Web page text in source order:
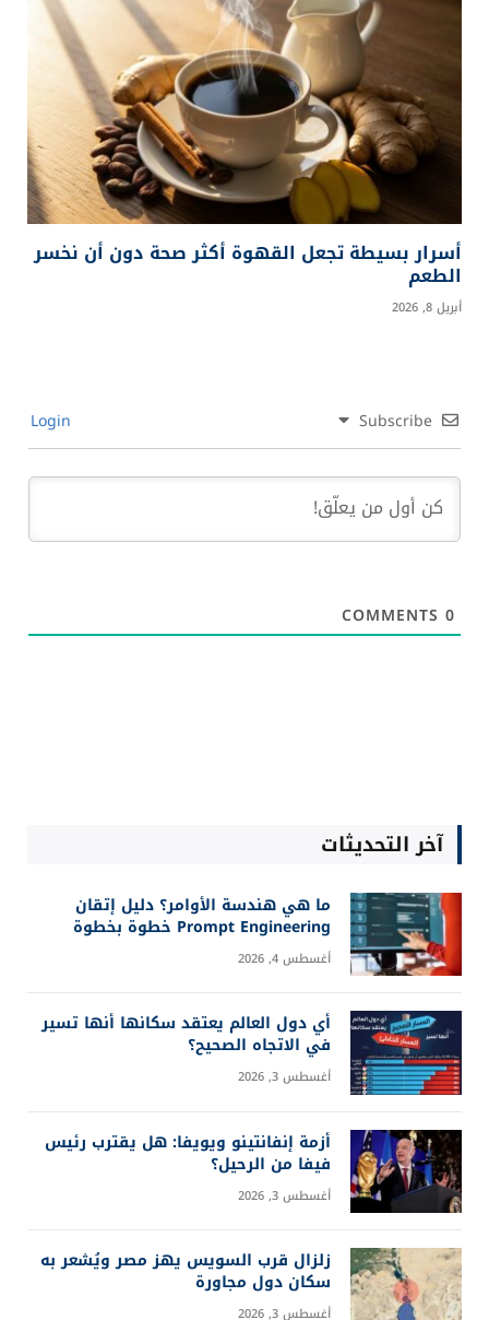
قصة الدجاج: من طائر بري في الأدغال إلى صناعة
غذائية عالمية
يونيو 24, 2026
هل كل ما تنتجه الطبيعة صحي للإنسان؟ الحقيقة
الملح الأخضر: هل هو الحل الذكي لخفض ضغط الدم؟
أبريل 15, 2026